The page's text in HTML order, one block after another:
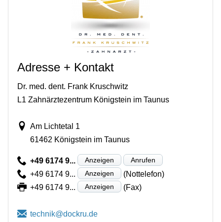
Adresse + Kontakt
Dr. med. dent. Frank Kruschwitz
L1 Zahnärztezentrum Königstein im Taunus
Am Lichtetal 1
61462 Königstein im Taunus
+49 6174 9... Anzeigen Anrufen
+49 6174 9... Anzeigen
(Nottelefon)
+49 6174 9...
Anzeigen (Fax)